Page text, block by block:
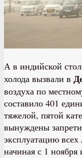
А в индийской
холода вызвали в
воздуха по
составило 401
тяжелой, пятой
вынуждены
эксплуатацию
начиная с 1